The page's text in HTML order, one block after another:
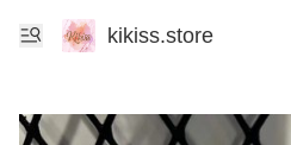
kikiss.store